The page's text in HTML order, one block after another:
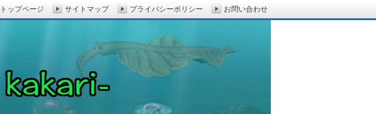
トップページ サイトマップ プライバシーポリシー お問い合わせ